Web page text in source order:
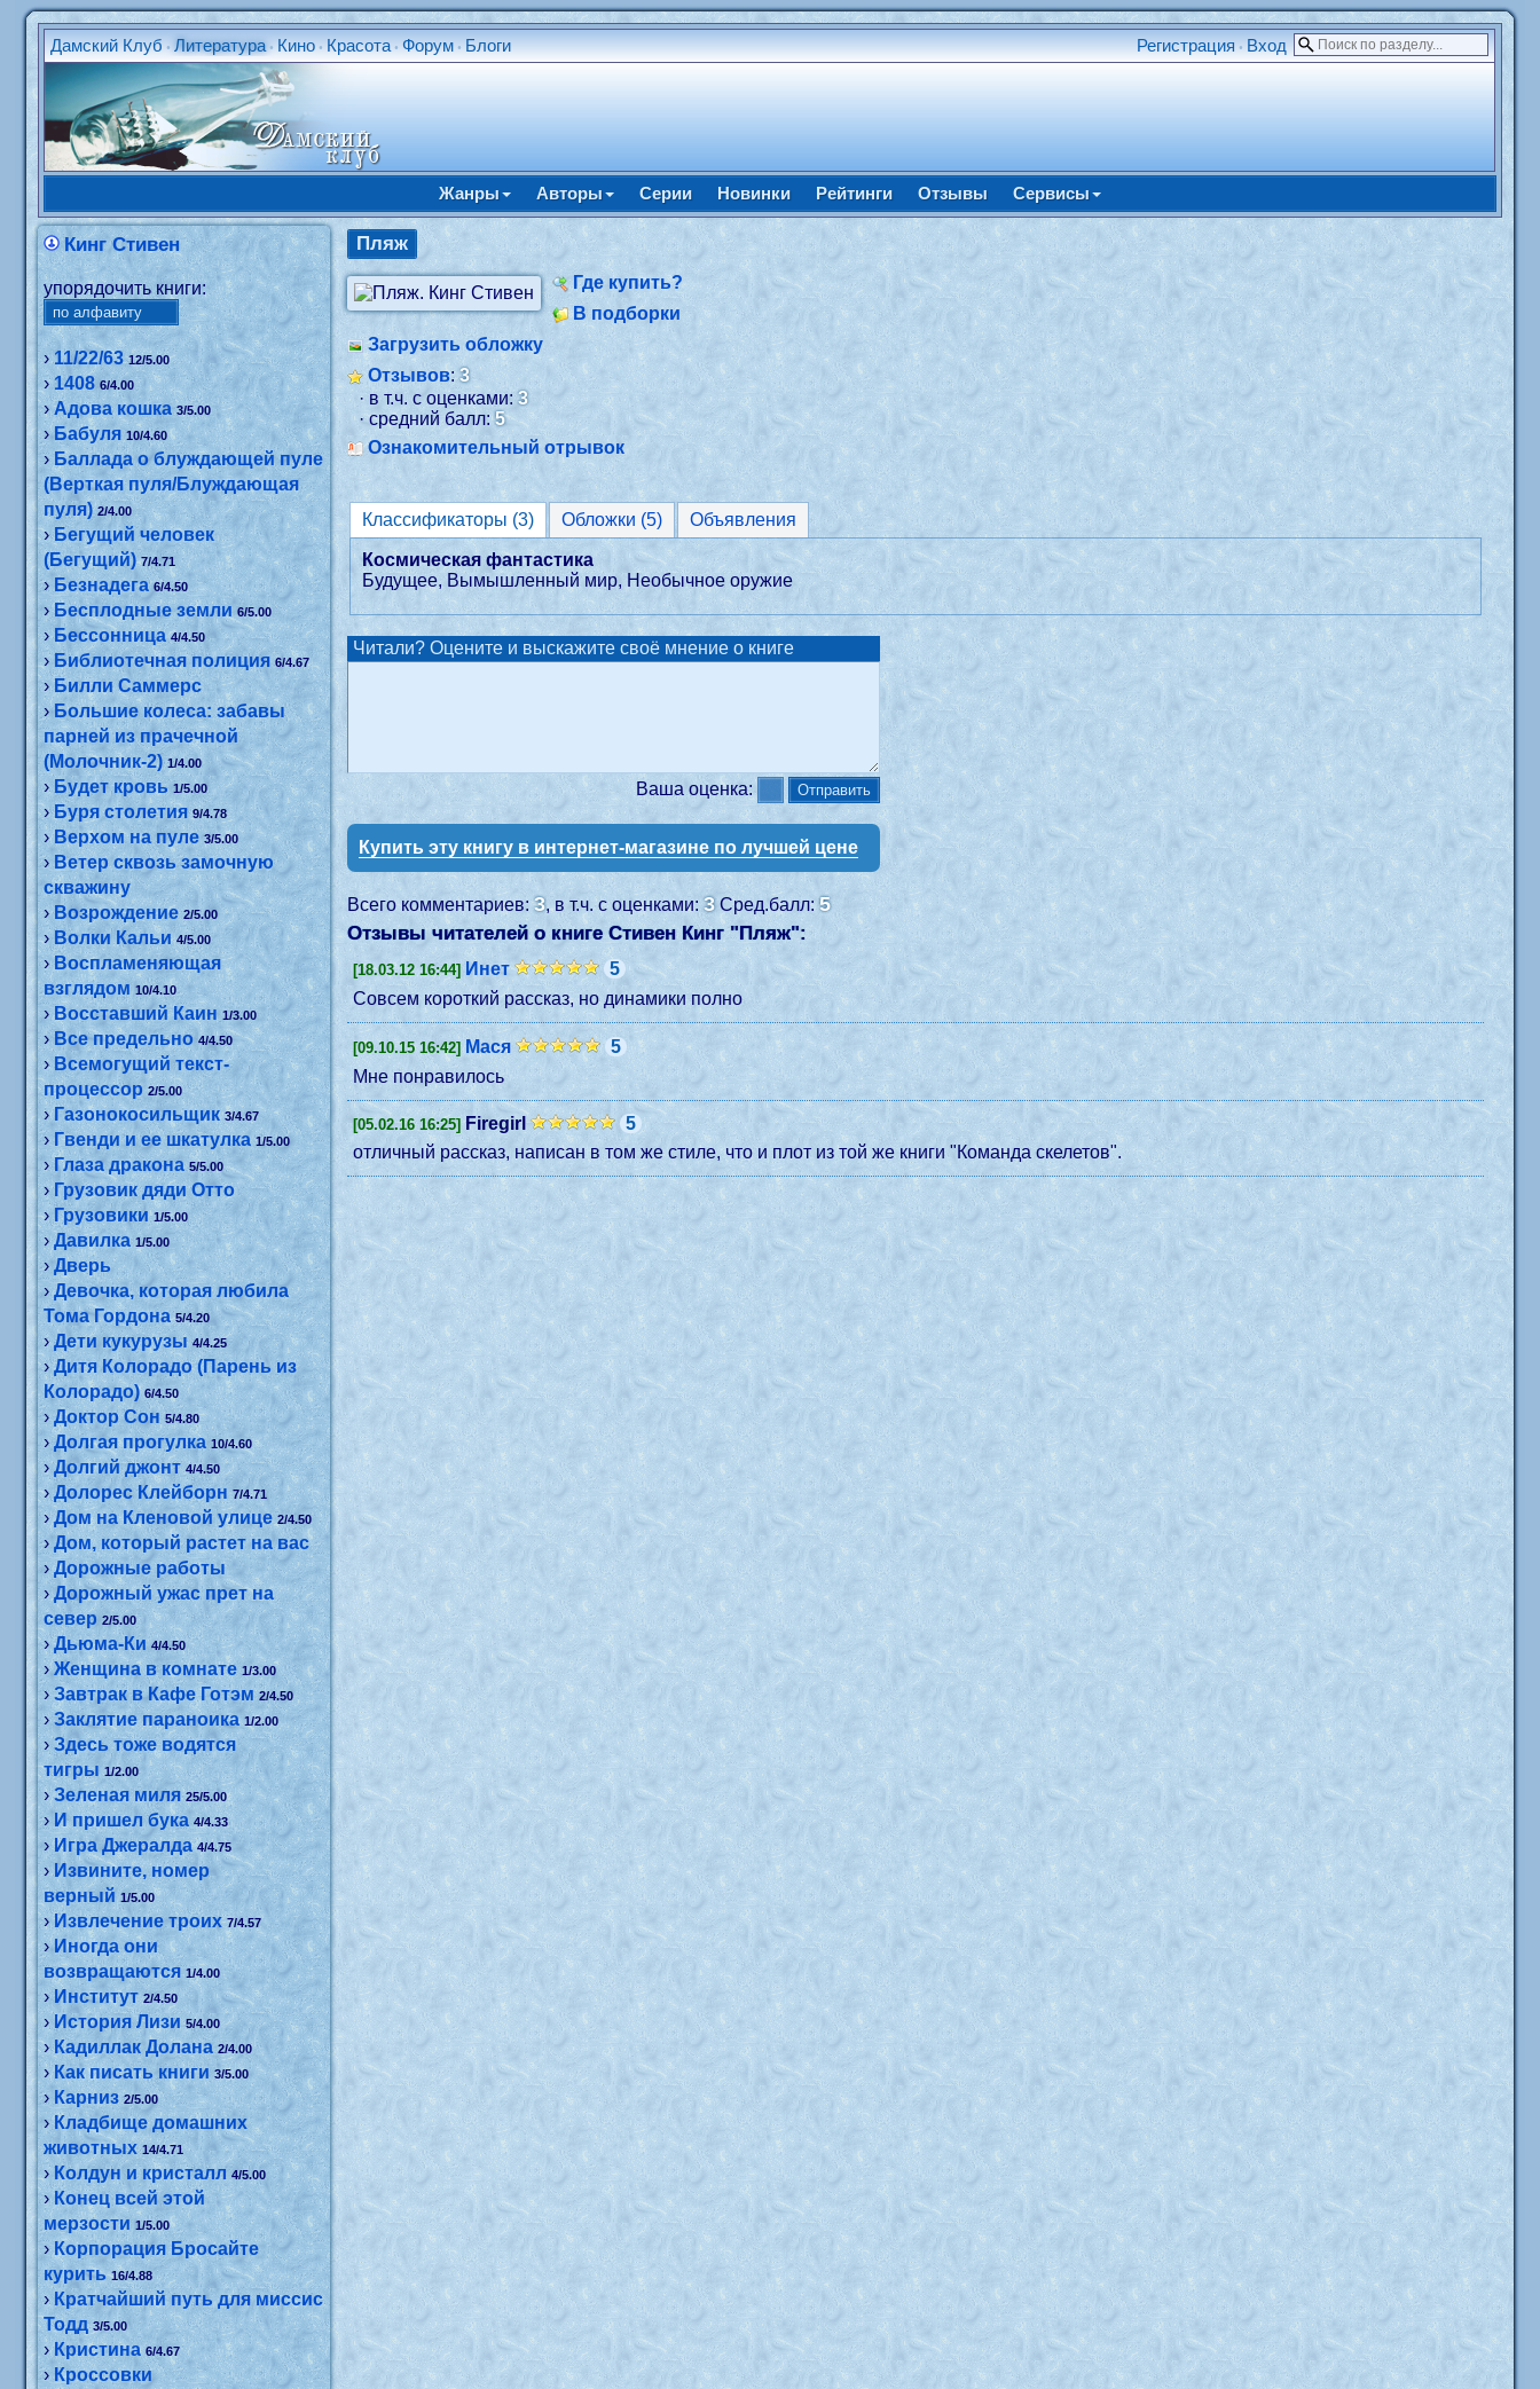
Дамский Клуб •Литература • Кино • Красота •Форум • Блоги Регистрация • Вход
Жанры Авторы Серии Новинки Рейтинги Отзывы Сервисы
Кинг Стивен
упорядочить книги:
›11/22/63 12/5.00
›1408 6/4.00
›Адова кошка 3/5.00
›Бабуля 10/4.60
› Баллада о блуждающей пуле
(Верткая пуля/Блуждающая
пуля) 2/4.00
›Бегущий человек
(Бегущий) 7/4.71
› Безнадега 6/4.50
›Бесплодные земли 6/5.00
›Бессонница 4/4.50
›Библиотечная полиция 6/4.67
›Билли Саммерс
›Большие колеса: забавы
парней из прачечной
(Молочник-2) 1/4.00
› Будет кровь 1/5.00
›Буря столетия 9/4.78
›Верхом на пуле 3/5.00
› Ветер сквозь замочную
скважину
›Возрождение 2/5.00
› Волки Кальи 4/5.00
›Воспламеняющая
взглядом 10/4.10
›Восставший Каин 1/3.00
›Все предельно 4/4.50
›Всемогущий текст-
процессор 2/5.00
›Газонокосильщик 3/4.67
› Гвенди и ее шкатулка 1/5.00
›Глаза дракона 5/5.00
›Грузовик дяди Отто
›Грузовики 1/5.00
›Давилка 1/5.00
›Дверь
›Девочка, которая любила
Тома Гордона 5/4.20
›Дети кукурузы 4/4.25
›Дитя Колорадо (Парень из
Колорадо) 6/4.50
›Доктор Сон 5/4.80
›Долгая прогулка 10/4.60
›Долгий джонт 4/4.50
›Долорес Клейборн 7/4.71
›Дом на Кленовой улице 2/4.50
›Дом, который растет на вас
›Дорожные работы
›Дорожный ужас прет на
север 2/5.00
›Дьюма-Ки 4/4.50
›Женщина в комнате 1/3.00
›Завтрак в Кафе Готэм 2/4.50
›Заклятие параноика 1/2.00
›Здесь тоже водятся
тигры 1/2.00
›Зеленая миля 25/5.00
› И пришел бука 4/4.33
›Игра Джералда 4/4.75
›Извините, номер
верный 1/5.00
›Извлечение троих 7/4.57
›Иногда они
возвращаются 1/4.00
›Институт 2/4.50
› История Лизи 5/4.00
›Кадиллак Долана 2/4.00
›Как писать книги 3/5.00
› Карниз 2/5.00
›Кладбище домашних
животных 14/4.71
›Колдун и кристалл 4/5.00
›Конец всей этой
мерзости 1/5.00
›Корпорация Бросайте
курить 16/4.88
› Кратчайший путь для миссис
Тодд 3/5.00
›Кристина 6/4.67
› Кроссовки
Пляж
Где купить?
В подборки
Загрузить обложку
Отзывов:3
· в т.ч. с оценками:3
· средний балл:5
Ознакомительный отрывок
Классификаторы (3) Обложки (5) Объявления
Космическая фантастика
Будущее, Вымышленный мир, Необычное оружие
Читали? Оцените и выскажите своё мнение о книге
Ваша оценка:
Купить эту книгу в интернет-магазине по лучшей цене
Всего комментариев:3, в т.ч. с оценками:3 Сред.балл:5
Отзывы читателей о книге Стивен Кинг "Пляж":
[18.03.12 16:44] Инет
5
Совсем короткий рассказ, но динамики полно
[09.10.15 16:42] Мася
5
Мне понравилось
[05.02.16 16:25] Firegirl
5
отличный рассказ, написан в том же стиле, что и плот из той же книги "Команда скелетов".